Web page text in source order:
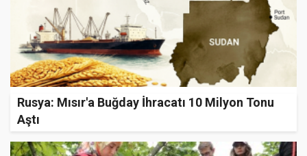
Rusya: Mısır'a Buğday İhracatı 10 Milyon Tonu
Aştı